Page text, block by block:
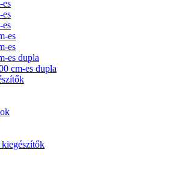
es
es
es
es
es
es dupla
cm-es dupla